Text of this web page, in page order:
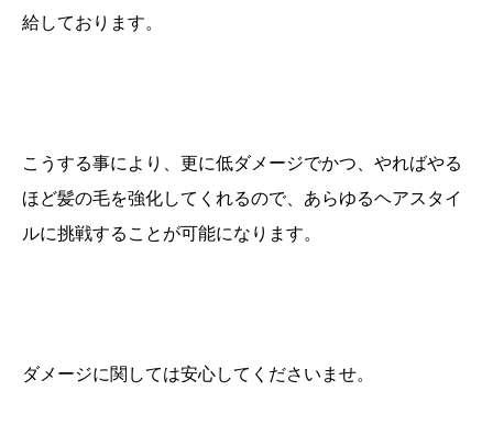
給しております。
こうする事により、更に低ダメージでかつ、やればやる
ほど髪の毛を強化してくれるので、あらゆるヘアスタイ
ルに挑戦することが可能になります。
ダメージに関しては安心してくださいませ。